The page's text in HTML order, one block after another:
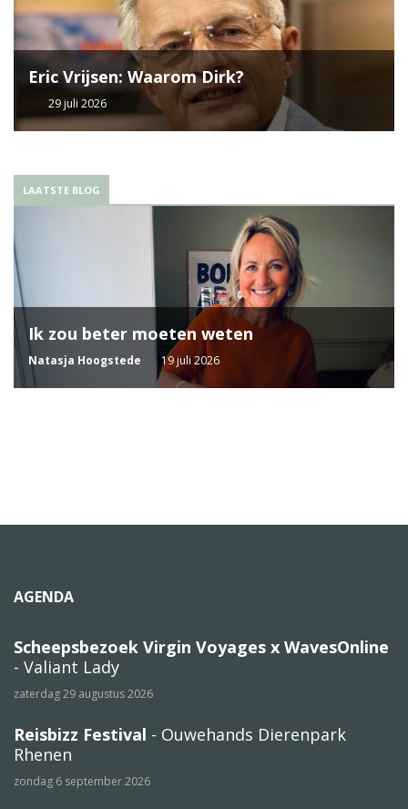
Eric Vrijsen: Waarom Dirk?
29 juli 2026
LAATSTE BLOG
Ik zou beter moeten weten
Natasja Hoogstede 19 juli 2026
AGENDA
Scheepsbezoek Virgin Voyages x WavesOnline
- Valiant Lady
zaterdag 29 augustus 2026
Reisbizz Festival - Ouwehands Dierenpark
Rhenen
zondag 6 september 2026